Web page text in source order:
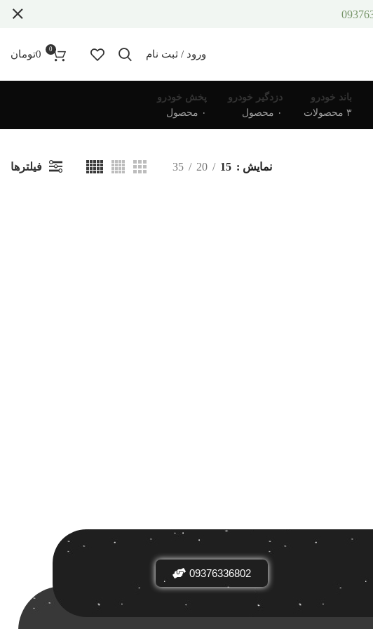
ورود / ثبت نام 0
0تومان
باند خودرو
۳ محصولات
دزدگیر خودرو
۰ محصول
پخش خودرو
۰ محصول
نمایش 15
20
35 فیلترها
مرتب سازی بر اساس
محبوبیت
09376336802